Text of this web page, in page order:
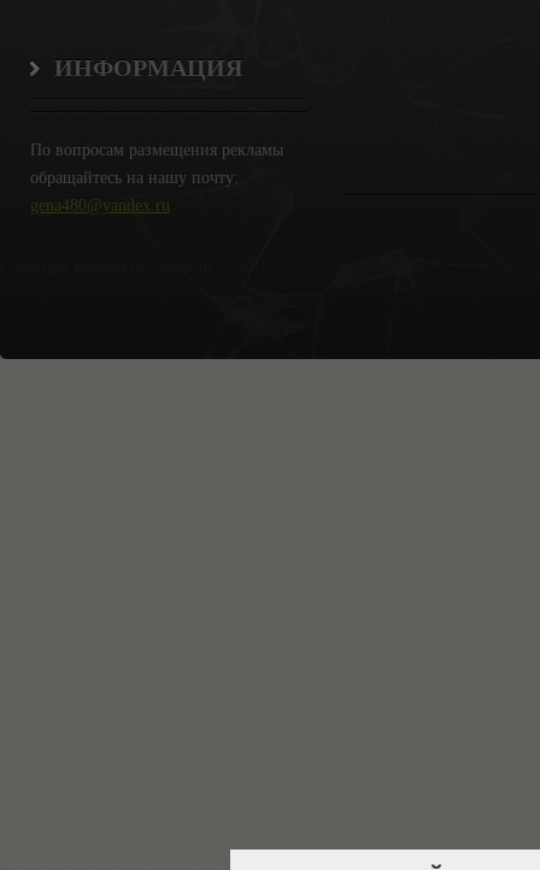
ИНФОРМАЦИЯ
По вопросам размещения рекламы
обращайтесь на нашу почту:
gena480@yandex.ru